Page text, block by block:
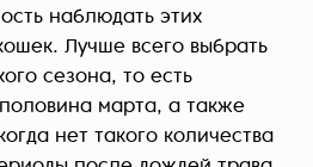
наблюдать этих
Лучше всего выбрать
сезона, то есть
марта, а также
нет такого количества